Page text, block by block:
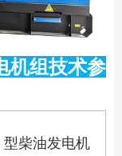
机组技术参
型柴油发电机